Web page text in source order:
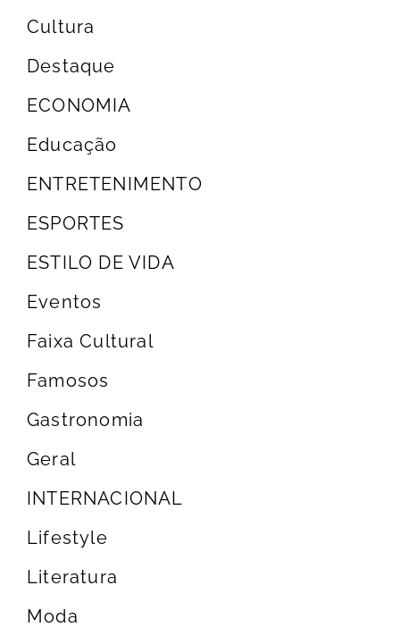
Cultura
Destaque
ECONOMIA
Educação
ENTRETENIMENTO
ESPORTES
ESTILO DE VIDA
Eventos
Faixa Cultural
Famosos
Gastronomia
Geral
INTERNACIONAL
Lifestyle
Literatura
Moda